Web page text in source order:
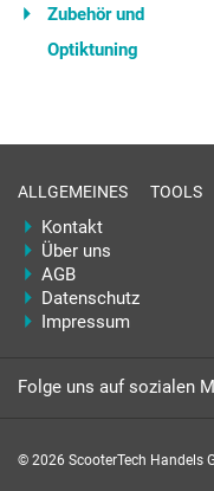
Zubehör und
Optiktuning
ALLGEMEINES
Kontakt
Über uns
AGB
Datenschutz
Impressum
TOOLS
Folge uns auf sozialen
© 2026 ScooterTech Handels